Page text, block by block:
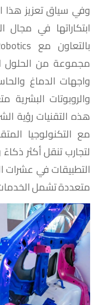
وفي سياق تعزيز
ابتكاراتها في مجال
مجموعة من الحلول
واجهات الدماغ
والروبوتات
هذه التقنيات رؤية
مع التكنولوجيا
لتجارب تنقل أكثر
التطبيقات في عشرات
متعددة تشمل الخدمات